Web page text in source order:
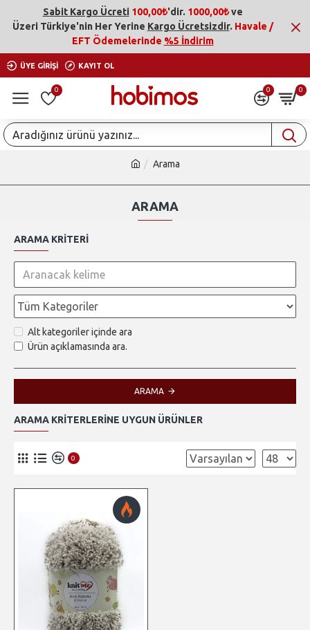
Sabit Kargo Ücreti 100,00₺'dir. 1000,00₺ve
Üzeri Türkiye'nin Her Yerine Kargo Ücretsizdir. Havale /
EFT Ödemelerinde %5 İndirim
ÜYE GIRIŞI KAYIT OL
0 0 0
Arama
ARAMA
ARAMA KRITERI
Alt kategoriler içinde ara
Ürün açıklamasında ara.
ARAMA
ARAMA KRITERLERINE UYGUN ÜRÜNLER
0